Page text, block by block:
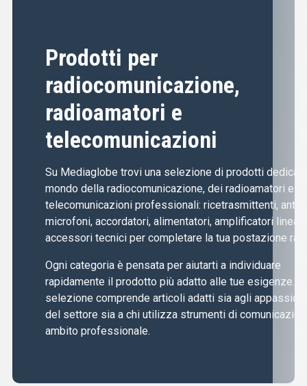
Prodotti per
radiocomunicazione,
radioamatori e
telecomunicazioni
Su Mediaglobe trovi una selezione di prodotti dedicati
mondo della radiocomunicazione, dei radioamatori e
telecomunicazioni professionali: ricetrasmittenti,
microfoni, accordatori, alimentatori, amplificatori
accessori tecnici per completare la tua postazione
Ogni categoria è pensata per aiutarti a individuare
rapidamente il prodotto più adatto alle tue esigenze.
selezione comprende articoli adatti sia agli
del settore sia a chi utilizza strumenti di
ambito professionale.